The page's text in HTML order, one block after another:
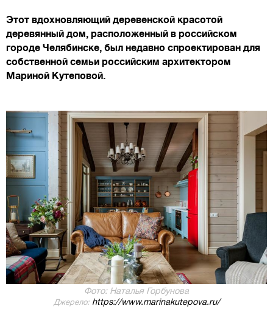
Этот вдохновляющий деревенской красотой
деревянный дом, расположенный в российском
городе Челябинске, был недавно спроектирован для
собственной семьи российским архитектором
Мариной Кутеповой.
Фото: Наталья Горбунова
Джерело:https://www.marinakutepova.ru/